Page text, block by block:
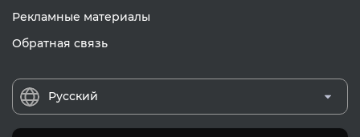
Рекламные материалы
Обратная связь
Русский